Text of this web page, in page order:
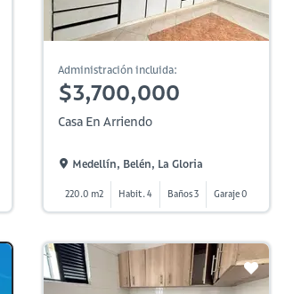
Administración incluida:
$3,700,000
Casa En Arriendo
Medellín, Belén, La Gloria
220.0 m2 Habit. 4 Baños 3 Garaje 0